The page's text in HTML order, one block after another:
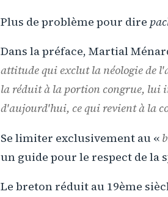
Plus de problème pour dire
Dans la préface, Martial
attitude qui exclut la néologie de
la réduit à la portion congrue, lui
d'aujourd'hui, ce qui revient à la
Se limiter exclusivement au «
un guide pour le respect de la
Le breton réduit au 19ème